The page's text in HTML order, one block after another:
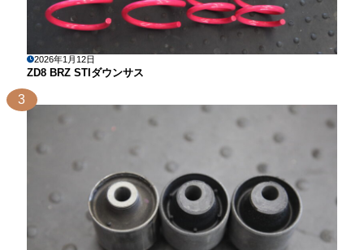
2026年1月12日
ZD8 BRZ STIダウンサス
3